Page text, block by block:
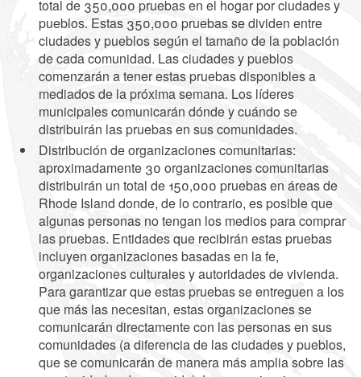
total de 350,000 pruebas en el hogar por ciudades y
pueblos. Estas 350,000 pruebas se dividen entre
ciudades y pueblos según el tamaño de la población
de cada comunidad. Las ciudades y pueblos
comenzarán a tener estas pruebas disponibles a
mediados de la próxima semana. Los líderes
municipales comunicarán dónde y cuándo se
distribuirán las pruebas en sus comunidades.
Distribución de organizaciones comunitarias:
aproximadamente 30 organizaciones comunitarias
distribuirán un total de 150,000 pruebas en áreas de
Rhode Island donde, de lo contrario, es posible que
algunas personas no tengan los medios para comprar
las pruebas. Entidades que recibirán estas pruebas
incluyen organizaciones basadas en la fe,
organizaciones culturales y autoridades de vivienda.
Para garantizar que estas pruebas se entreguen a los
que más las necesitan, estas organizaciones se
comunicarán directamente con las personas en sus
comunidades (a diferencia de las ciudades y pueblos,
que se comunicarán de manera más amplia sobre las